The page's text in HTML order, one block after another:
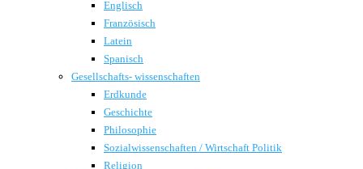
Englisch
Französisch
Latein
Spanisch
Gesellschafts- wissenschaften
Erdkunde
Geschichte
Philosophie
Sozialwissenschaften / Wirtschaft Politik
Religion